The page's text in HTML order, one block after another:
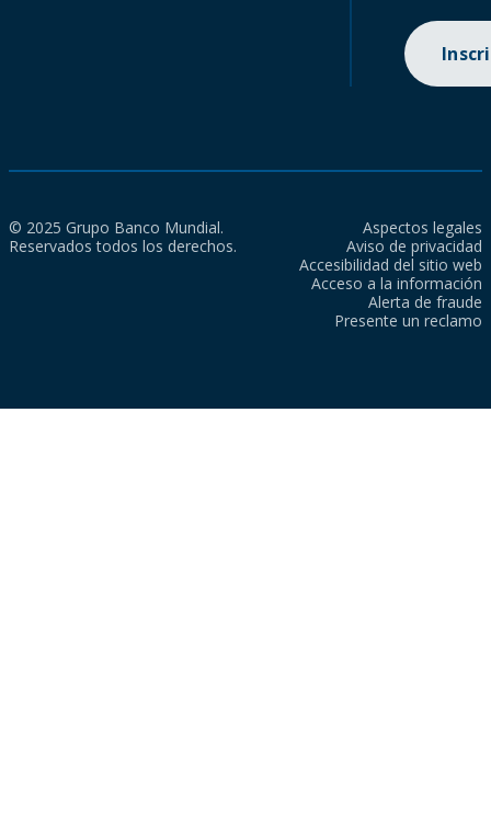
© 2025 Grupo Banco Mundial.
Reservados todos los derechos.
Aspectos legales
Aviso de privacidad
Accesibilidad del sitio web
Acceso a la información
Alerta de fraude
Presente un reclamo